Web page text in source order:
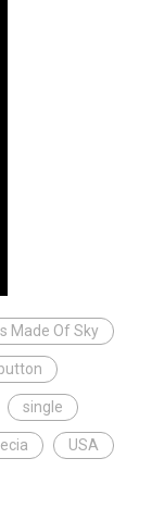
Made Of Sky
single
USA